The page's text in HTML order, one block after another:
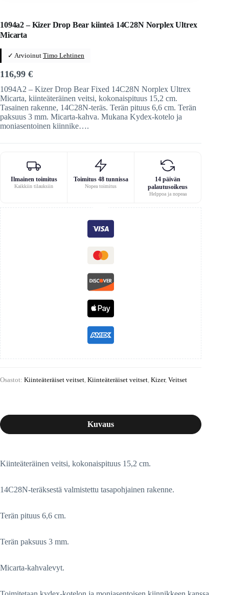
1094a2 – Kizer Drop Bear kiinteä 14C28N Norplex Ultrex
Micarta
✓ Arvioinut Timo Lehtinen
116,99 €
1094A2 – Kizer Drop Bear Fixed 14C28N Norplex Ultrex
Micarta, kiinteäteräinen veitsi, kokonaispituus 15,2 cm.
Tasainen rakenne, 14C28N-teräs. Terän pituus 6,6 cm. Terän
paksuus 3 mm. Micarta-kahva. Mukana Kydex-kotelo ja
moniasentoinen kiinnike….
Ilmainen toimitus
Kaikkiin tilauksiin
Toimitus 48 tunnissa
Nopea toimitus
14 päivän
palautusoikeus
Helppoa ja nopeaa
Osastot: Kiinteäteräiset veitset, Kiinteäteräiset veitset, Kizer, Veitset
Kuvaus
Kiinteäteräinen veitsi, kokonaispituus 15,2 cm.
14C28N-teräksestä valmistettu tasapohjainen rakenne.
Terän pituus 6,6 cm.
Terän paksuus 3 mm.
Micarta-kahvalevyt.